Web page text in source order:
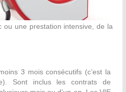
ou une prestation intensive, de la
3 mois consécutifs (c’est la
Sont inclus les contrats de